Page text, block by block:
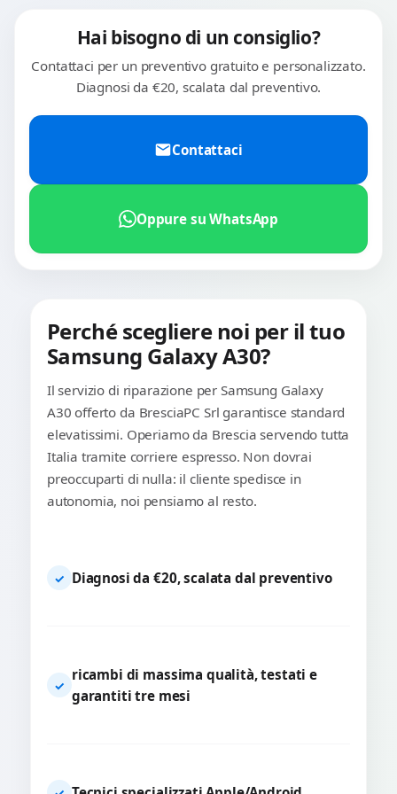
Hai bisogno di un consiglio?
Contattaci per un preventivo gratuito e personalizzato.
Diagnosi da €20, scalata dal preventivo.
Contattaci
Oppure su WhatsApp
Perché scegliere noi per il tuo
Samsung Galaxy A30?
Il servizio di riparazione per Samsung Galaxy
A30 offerto da BresciaPC Srl garantisce standard
elevatissimi. Operiamo da Brescia servendo tutta
Italia tramite corriere espresso. Non dovrai
preoccuparti di nulla: il cliente spedisce in
autonomia, noi pensiamo al resto.
✓ Diagnosi da €20, scalata dal preventivo
✓
ricambi di massima qualità, testati e
garantiti tre mesi